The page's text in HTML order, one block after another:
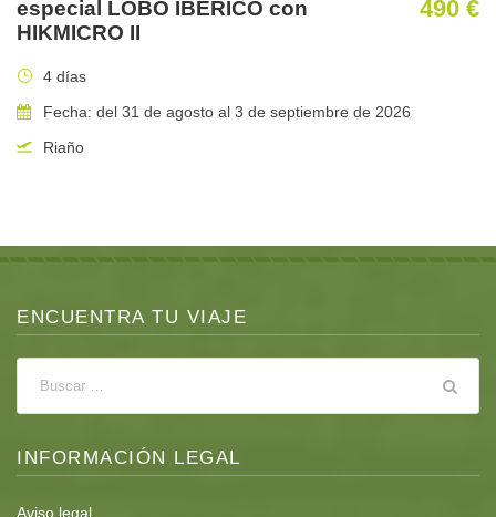
especial LOBO IBÉRICO con
HIKMICRO II
490 €
4 días
Fecha: del 31 de agosto al 3 de septiembre de 2026
Riaño
ENCUENTRA TU VIAJE
INFORMACIÓN LEGAL
Aviso legal